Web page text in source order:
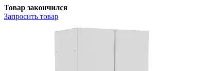
Товар закончился
Запросить товар